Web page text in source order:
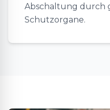
Abschaltung durch
Schutzorgane.